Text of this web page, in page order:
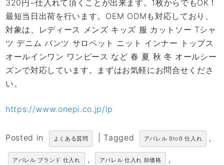
320円~仕入れて頂くことが出来ます。1枚からでもOK！
最短当日出荷を行います。OEM ODMも対応しており、
対象は、レディース メンズ キッズ 服 カットソー Tシャ
ツ デニム パンツ サロペット ニット インナー トップス
オールインワン ワンピース など 春 夏 秋 冬 オールシー
ズンで対応しています。まずはお気軽にお問合せくださ
い。
https://www.onepi.co.jp/lp
Posted in よくある質問 Tagged アパレル BtoB 仕入れ ,
アパレル ブランド 仕入れ , アパレル 仕入れ 卸価格 ,